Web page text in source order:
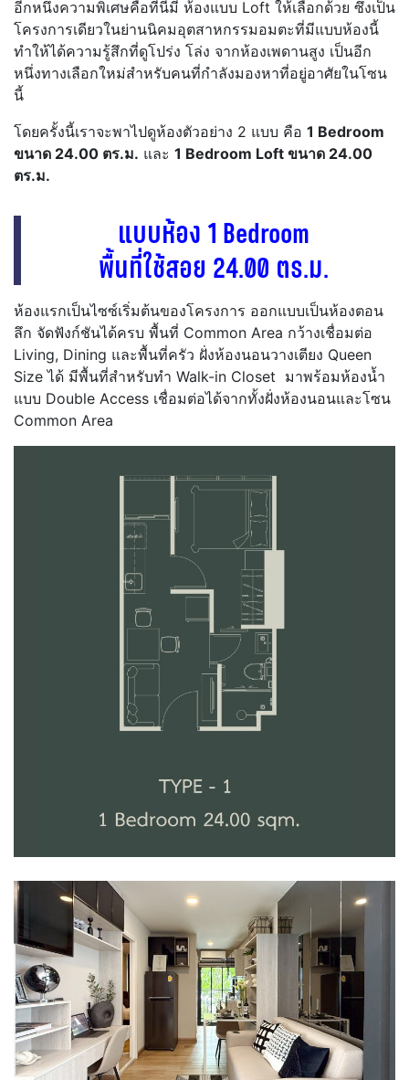
อีกหนึ่งความพิเศษคือที่นี่มี ห้องแบบ Loft ให้เลือกด้วย ซึ่งเป็น
โครงการเดียวในย่านนิคมอุตสาหกรรมอมตะที่มีแบบห้องนี้
ทำให้ได้ความรู้สึกที่ดูโปร่ง โล่ง จากห้องเพดานสูง เป็นอีก
หนึ่งทางเลือกใหม่สำหรับคนที่กำลังมองหาที่อยู่อาศัยในโซน
นี้
โดยครั้งนี้เราจะพาไปดูห้องตัวอย่าง 2 แบบ คือ 1 Bedroom
ขนาด 24.00 ตร.ม. และ 1 Bedroom Loft ขนาด 24.00
ตร.ม.
แบบห้อง 1 Bedroom
พื้นที่ใช้สอย 24.00 ตร.ม.
ห้องแรกเป็นไซซ์เริ่มต้นของโครงการ ออกแบบเป็นห้องตอน
ลึก จัดฟังก์ชันได้ครบ พื้นที่ Common Area กว้างเชื่อมต่อ
Living, Dining และพื้นที่ครัว ฝั่งห้องนอนวางเตียง Queen
Size ได้ มีพื้นที่สำหรับทำ Walk-in Closet มาพร้อมห้องน้ำ
แบบ Double Access เชื่อมต่อได้จากทั้งฝั่งห้องนอนและโซน
Common Area